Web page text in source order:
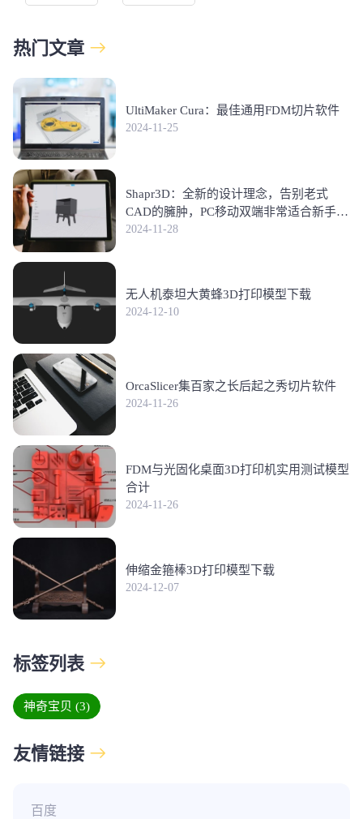
热门文章
UltiMaker Cura：最佳通用FDM切片软件
2024-11-25
Shapr3D：全新的设计理念，告别老式
CAD的臃肿，PC移动双端非常适合新手学
习符合3D打印建模的未来
2024-11-28
无人机泰坦大黄蜂3D打印模型下载
2024-12-10
OrcaSlicer集百家之长后起之秀切片软件
2024-11-26
FDM与光固化桌面3D打印机实用测试模型
合计
2024-11-26
伸缩金箍棒3D打印模型下载
2024-12-07
标签列表
神奇宝贝 (3)
友情链接
百度